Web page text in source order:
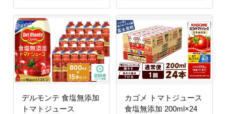
デルモンテ 食塩無添加
トマトジュース
カゴメ トマトジュース
食塩無添加 200ml×24